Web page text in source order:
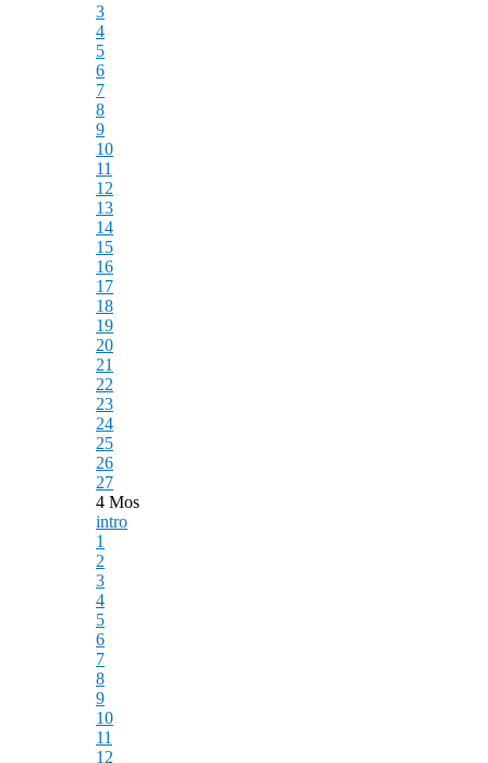
3
4
5
6
7
8
9
10
11
12
13
14
15
16
17
18
19
20
21
22
23
24
25
26
27
4 Mos
intro
1
2
3
4
5
6
7
8
9
10
11
12